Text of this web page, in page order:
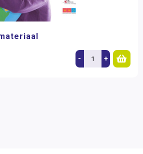
- +